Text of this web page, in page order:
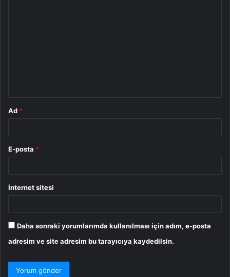
Ad *
E-posta *
İnternet sitesi
Daha sonraki yorumlarımda kullanılması için adım, e-posta
adresim ve site adresim bu tarayıcıya kaydedilsin.